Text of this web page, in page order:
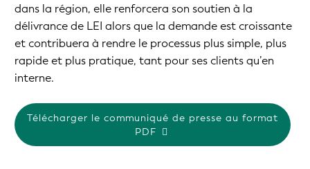
dans la région, elle renforcera son soutien à la
délivrance de LEI alors que la demande est croissante
et contribuera à rendre le processus plus simple, plus
rapide et plus pratique, tant pour ses clients qu’en
interne.
Télécharger le communiqué de presse au format
PDF